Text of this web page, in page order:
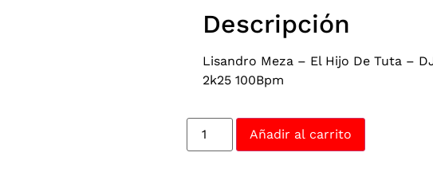
Descripción
Lisandro Meza – El Hijo De Tuta –
2k25 100Bpm
Añadir al carrito